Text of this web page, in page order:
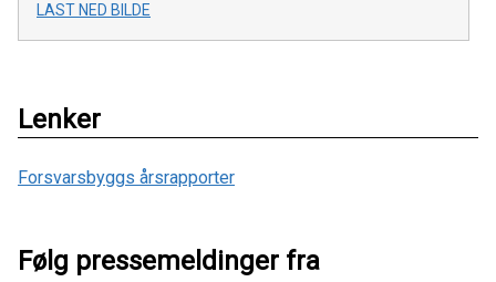
LAST NED BILDE
Lenker
Forsvarsbyggs årsrapporter
Følg pressemeldinger fra